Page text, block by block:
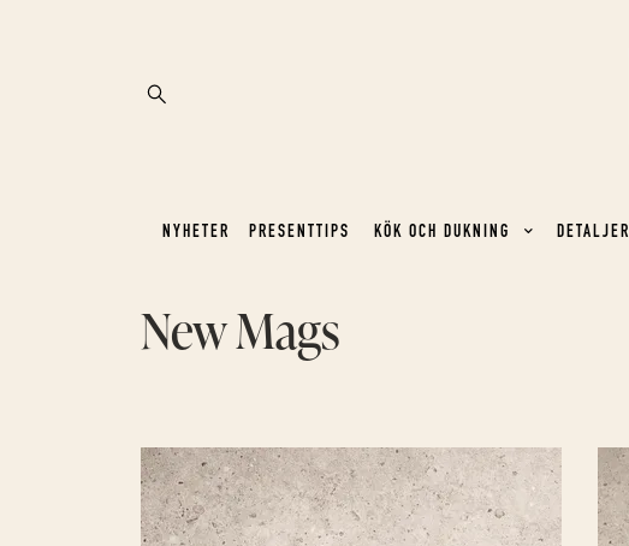
NYHETER PRESENTTIPS KÖK OCH DUKNING DETALJER
New Mags